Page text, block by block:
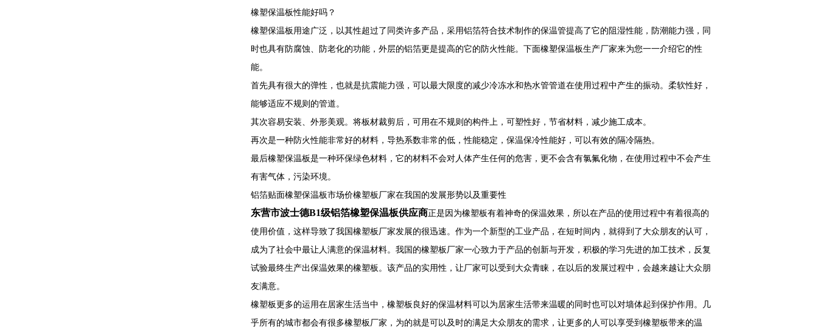
橡塑保温板性能好吗？
橡塑保温板用途广泛，以其性超过了同类许多产品，采用铝箔符合技术制作的保温管提高了它的阻湿性能，防潮能力强，同
时也具有防腐蚀、防老化的功能，外层的铝箔更是提高的它的防火性能。下面橡塑保温板生产厂家来为您一一介绍它的性
能。
首先具有很大的弹性，也就是抗震能力强，可以最大限度的减少冷冻水和热水管管道在使用过程中产生的振动。柔软性好，
能够适应不规则的管道。
其次容易安装、外形美观。将板材裁剪后，可用在不规则的构件上，可塑性好，节省材料，减少施工成本。
再次是一种防火性能非常好的材料，导热系数非常的低，性能稳定，保温保冷性能好，可以有效的隔冷隔热。
最后橡塑保温板是一种环保绿色材料，它的材料不会对人体产生任何的危害，更不会含有氯氟化物，在使用过程中不会产生
有害气体，污染环境。
铝箔贴面橡塑保温板市场价橡塑板厂家在我国的发展形势以及重要性
东营市波士德B1级铝箔橡塑保温板供应商正是因为橡塑板有着神奇的保温效果，所以在产品的使用过程中有着很高的
使用价值，这样导致了我国橡塑板厂家发展的很迅速。作为一个新型的工业产品，在短时间内，就得到了大众朋友的认可，
成为了社会中最让人满意的保温材料。我国的橡塑板厂家一心致力于产品的创新与开发，积极的学习先进的加工技术，反复
试验最终生产出保温效果的橡塑板。该产品的实用性，让厂家可以受到大众青睐，在以后的发展过程中，会越来越让大众朋
友满意。
橡塑板更多的运用在居家生活当中，橡塑板良好的保温材料可以为居家生活带来温暖的同时也可以对墙体起到保护作用。几
乎所有的城市都会有很多橡塑板厂家，为的就是可以及时的满足大众朋友的需求，让更多的人可以享受到橡塑板带来的温